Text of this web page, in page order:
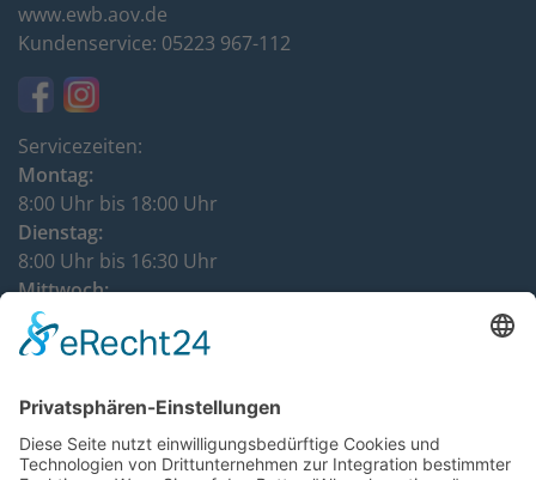
www.ewb.aov.de
Kundenservice: 05223 967-112
Servicezeiten:
Montag:
8:00 Uhr bis 18:00 Uhr
Dienstag:
8:00 Uhr bis 16:30 Uhr
Mittwoch:
8:00 Uhr bis 12:00 Uhr
Donnerstag: